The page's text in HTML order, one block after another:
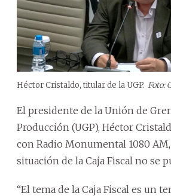
Héctor Cristaldo, titular de la UGP. Foto:
El presidente de la Unión de
Producción (UGP), Héctor
con Radio Monumental 1080
situación de la Caja Fiscal no se
“El tema de la Caja Fiscal es un